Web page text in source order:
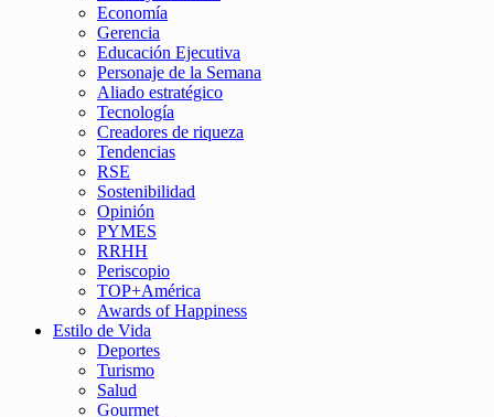
Economía
Gerencia
Educación Ejecutiva
Personaje de la Semana
Aliado estratégico
Tecnología
Creadores de riqueza
Tendencias
RSE
Sostenibilidad
Opinión
PYMES
RRHH
Periscopio
TOP+América
Awards of Happiness
Estilo de Vida
Deportes
Turismo
Salud
Gourmet